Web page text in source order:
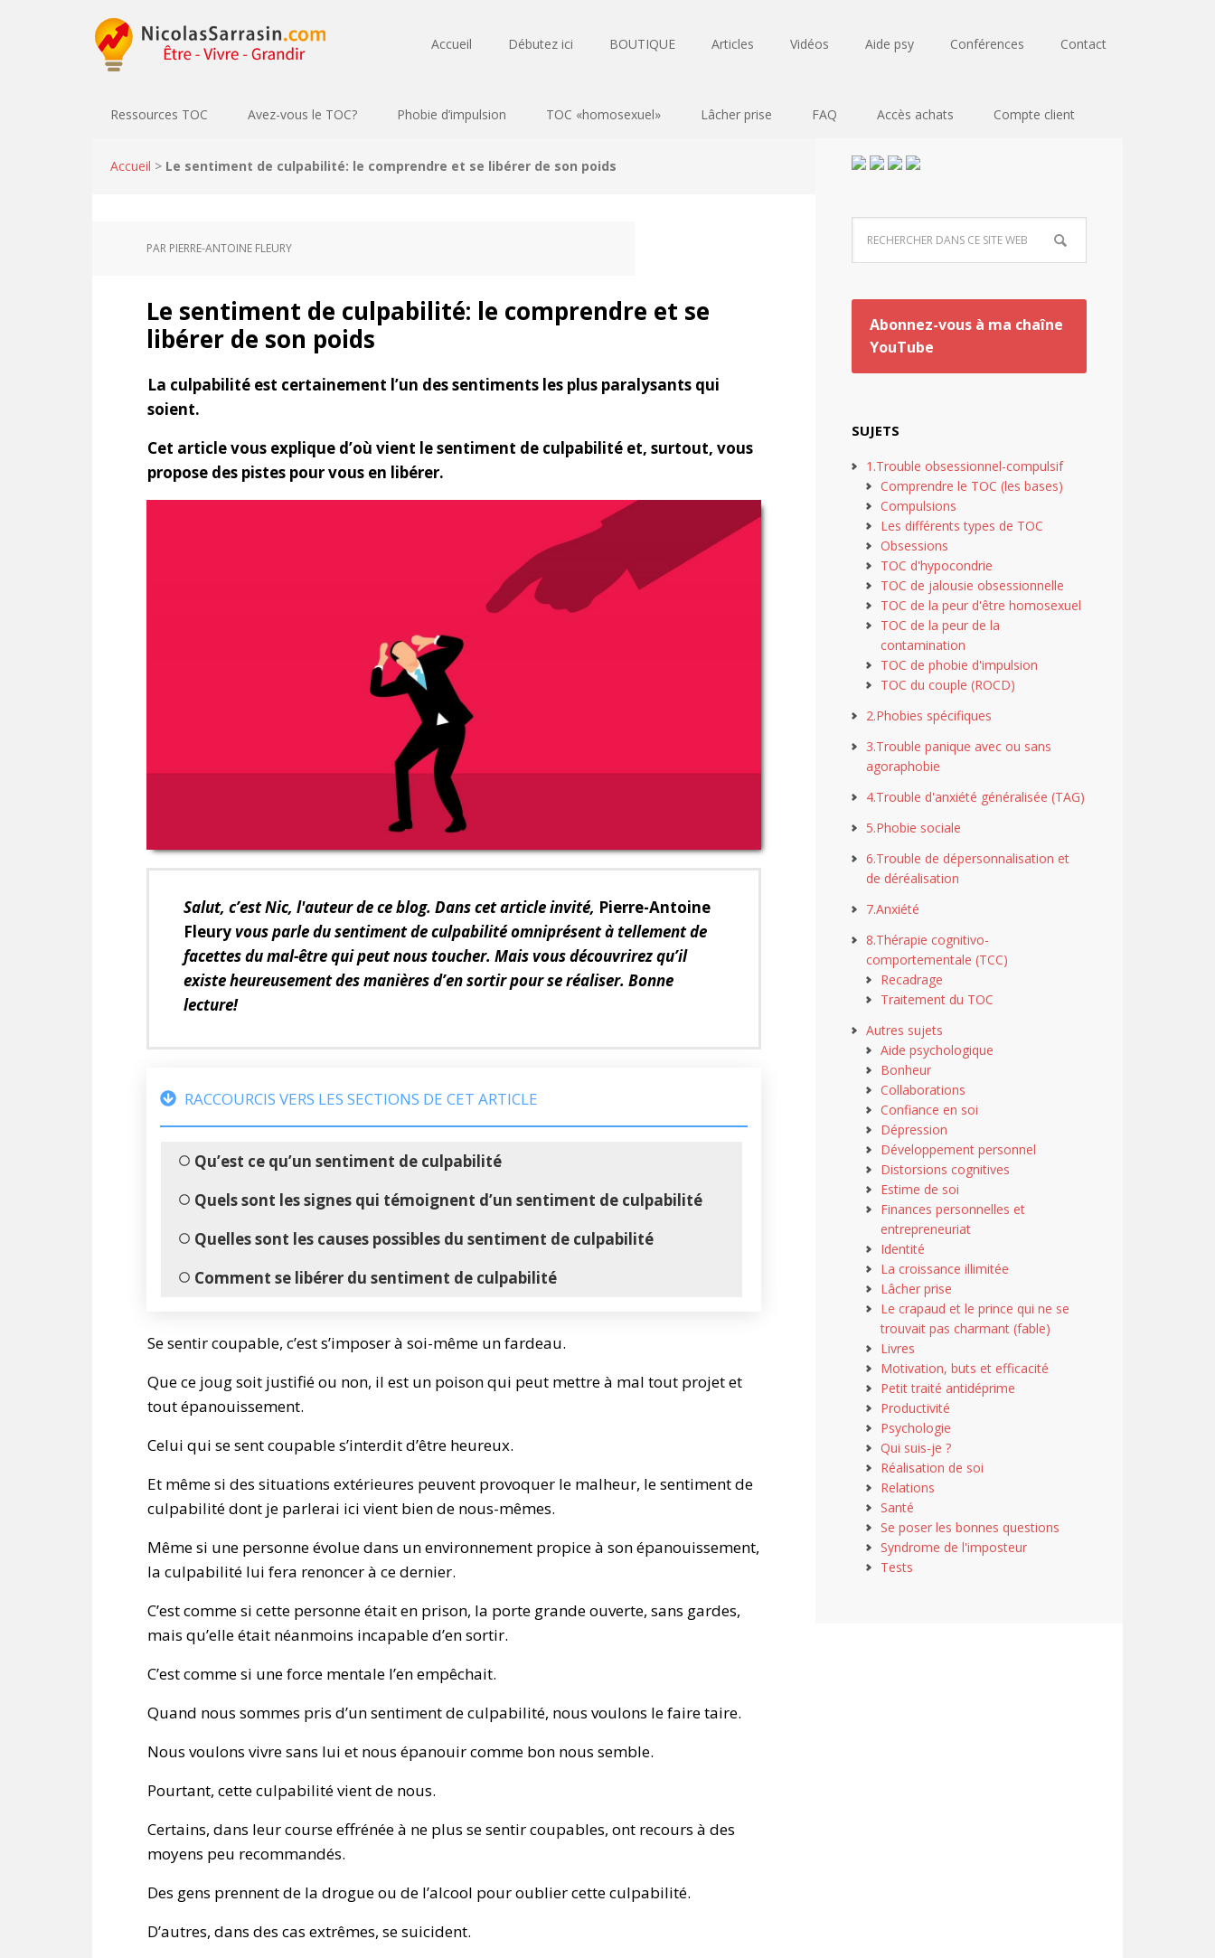
Accueil Débutez ici BOUTIQUE Articles Vidéos Aide psy Conférences Contact
Ressources TOC Avez-vous le TOC? Phobie d’impulsion TOC «homosexuel» Lâcher prise FAQ Accès achats Compte client
Accueil > Le sentiment de culpabilité: le comprendre et se libérer de son poids
PAR PIERRE-ANTOINE FLEURY
Le sentiment de culpabilité: le comprendre et se
libérer de son poids
La culpabilité est certainement l’un des sentiments les plus paralysants qui
soient.
Cet article vous explique d’où vient le sentiment de culpabilité et, surtout, vous
propose des pistes pour vous en libérer.
Salut, c’est Nic, l'auteur de ce blog. Dans cet article invité, Pierre-Antoine
Fleuryvous parle du sentiment de culpabilité omniprésent à tellement de
facettes du mal-être qui peut nous toucher. Mais vous découvrirez qu’il
existe heureusement des manières d’en sortir pour se réaliser. Bonne
lecture!
RACCOURCIS VERS LES SECTIONS DE CET ARTICLE
Qu’est ce qu’un sentiment de culpabilité
Quels sont les signes qui témoignent d’un sentiment de culpabilité
Quelles sont les causes possibles du sentiment de culpabilité
Comment se libérer du sentiment de culpabilité
Se sentir coupable, c’est s’imposer à soi-même un fardeau.
Que ce joug soit justifié ou non, il est un poison qui peut mettre à mal tout projet et
tout épanouissement.
Celui qui se sent coupable s’interdit d’être heureux.
Et même si des situations extérieures peuvent provoquer le malheur, le sentiment de
culpabilité dont je parlerai ici vient bien de nous-mêmes.
Même si une personne évolue dans un environnement propice à son épanouissement,
la culpabilité lui fera renoncer à ce dernier.
C’est comme si cette personne était en prison, la porte grande ouverte, sans gardes,
mais qu’elle était néanmoins incapable d’en sortir.
C’est comme si une force mentale l’en empêchait.
Quand nous sommes pris d’un sentiment de culpabilité, nous voulons le faire taire.
Nous voulons vivre sans lui et nous épanouir comme bon nous semble.
Pourtant, cette culpabilité vient de nous.
Certains, dans leur course effrénée à ne plus se sentir coupables, ont recours à des
moyens peu recommandés.
Des gens prennent de la drogue ou de l’alcool pour oublier cette culpabilité.
D’autres, dans des cas extrêmes, se suicident.
Abonnez-vous à ma chaîne
YouTube
SUJETS
1.Trouble obsessionnel-compulsif
Comprendre le TOC (les bases)
Compulsions
Les différents types de TOC
Obsessions
TOC d'hypocondrie
TOC de jalousie obsessionnelle
TOC de la peur d'être homosexuel
TOC de la peur de la
contamination
TOC de phobie d'impulsion
TOC du couple (ROCD)
2.Phobies spécifiques
3.Trouble panique avec ou sans
agoraphobie
4.Trouble d'anxiété généralisée (TAG)
5.Phobie sociale
6.Trouble de dépersonnalisation et
de déréalisation
7.Anxiété
8.Thérapie cognitivo-
comportementale (TCC)
Recadrage
Traitement du TOC
Autres sujets
Aide psychologique
Bonheur
Collaborations
Confiance en soi
Dépression
Développement personnel
Distorsions cognitives
Estime de soi
Finances personnelles et
entrepreneuriat
Identité
La croissance illimitée
Lâcher prise
Le crapaud et le prince qui ne se
trouvait pas charmant (fable)
Livres
Motivation, buts et efficacité
Petit traité antidéprime
Productivité
Psychologie
Qui suis-je ?
Réalisation de soi
Relations
Santé
Se poser les bonnes questions
Syndrome de l'imposteur
Tests